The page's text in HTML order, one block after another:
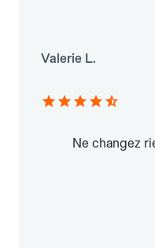
Valerie L.
Ne changez